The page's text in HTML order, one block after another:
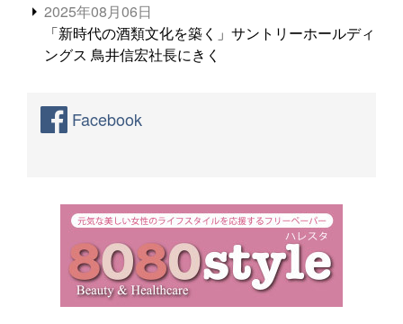
2025年08月06日
「新時代の酒類文化を築く」サントリーホールディ
ングス 鳥井信宏社長にきく
Facebook